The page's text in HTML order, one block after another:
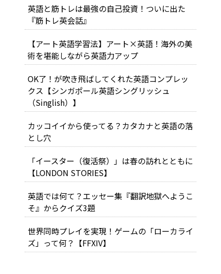
英語と筋トレは最強の自己投資！ついに出た
『筋トレ英会話』
【アート英語学習法】アート×英語！海外の美
術を堪能しながら英語力アップ
OK了！が吹き飛ばしてくれた英語コンプレッ
クス【シンガポール英語シングリッシュ
（Singlish）】
カッコイイから使ってる？カタカナと英語の落
とし穴
「イースター（復活祭）」は春の訪れとともに
【LONDON STORIES】
英語では何て？エッセー集『翻訳地獄へようこ
そ』からクイズ3題
世界同時プレイを実現！ゲームの「ローカライ
ズ」って何？【FFXIV】